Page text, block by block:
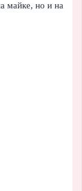
майке, но и на